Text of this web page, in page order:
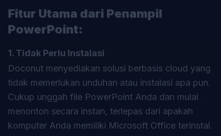
Fitur Utama dari Penampil
PowerPoint:
1. Tidak Perlu Instalasi
Doconut menyediakan solusi berbasis cloud yang
tidak memerlukan unduhan atau instalasi apa pun.
Cukup unggah file PowerPoint Anda dan mulai
menonton secara instan, terlepas dari apakah
komputer Anda memiliki Microsoft Office terinstal.